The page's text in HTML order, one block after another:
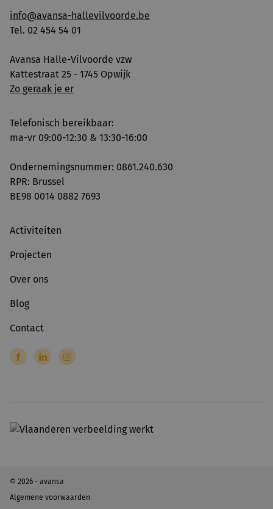
info@avansa-hallevilvoorde.be
Tel. 02 454 54 01
Avansa Halle-Vilvoorde vzw
Kattestraat 25 - 1745 Opwijk
Zo geraak je er
Telefonisch bereikbaar:
ma-vr 09:00-12:30 & 13:30-16:00
Ondernemingsnummer: 0861.240.630
RPR: Brussel
BE98 0014 0882 7693
Activiteiten
Projecten
Over ons
Blog
Contact
© 2026 - avansa
Algemene voorwaarden